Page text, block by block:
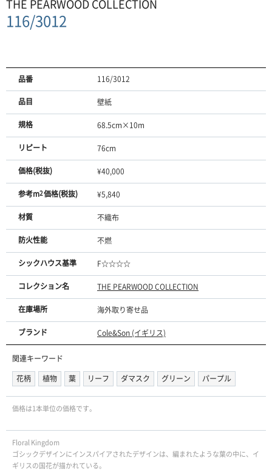
THE PEARWOOD COLLECTION
116/3012
品番 116/3012
品目 壁紙
規格 68.5cm×10m
リピート 76cm
価格(税抜) ¥40,000
参考m2価格(税抜) ¥5,840
材質 不織布
防火性能 不燃
シックハウス基準 F☆☆☆☆
コレクション名 THE PEARWOOD COLLECTION
在庫場所 海外取り寄せ品
ブランド Cole&Son (イギリス)
関連キーワード
花柄
植物 葉 リーフ ダマスク グリーン パープル
価格は1本単位の価格です。
Floral Kingdom
ゴシックデザインにインスパイアされたデザインは、編まれたような葉の中に、イ
ギリスの国花が描かれている。